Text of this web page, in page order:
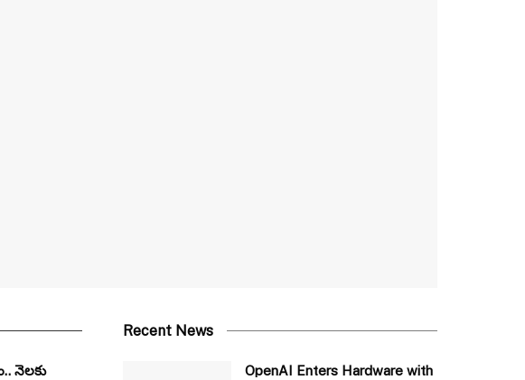
నెలకు
Recent News
OpenAI Enters Hardware with